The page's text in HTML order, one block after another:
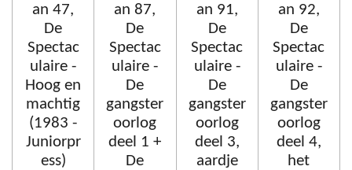
an 47,
De
Spectac
ulaire -
Hoog en
machtig
(1983 -
Juniorpr
ess)
an 87,
De
Spectac
ulaire -
De
gangster
oorlog
deel 1 +
De
an 91,
De
Spectac
ulaire -
De
gangster
oorlog
deel 3,
aardje
an 92,
De
Spectac
ulaire -
De
gangster
oorlog
deel 4,
het